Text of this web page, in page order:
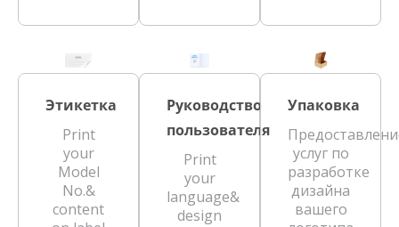
Этикетка
Print
your
Model
No.&
content
Руководство
пользователя
Print
your
language&
design
Упаковка
услуг по
разработке
дизайна
вашего